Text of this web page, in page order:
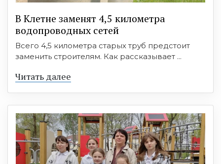
В Клетне заменят 4,5 километра
водопроводных сетей
Всего 4,5 километра старых труб предстоит
заменить строителям. Как рассказывает ...
Читать далее